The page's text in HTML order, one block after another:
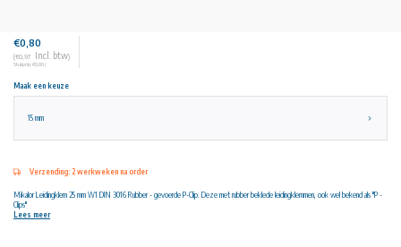
€0,80
(€0,97 Incl. btw)
Stukprijs: €0,80 /
Maak een keuze
15 mm
Verzending: 2 werkweken na order
Mikalor Leidingklem 25 mm W1 DIN 3016 Rubber - gevoerde P-Clip. Deze met rubber beklede leidingklemmen, ook wel bekend als "P -
Clips"
Lees meer